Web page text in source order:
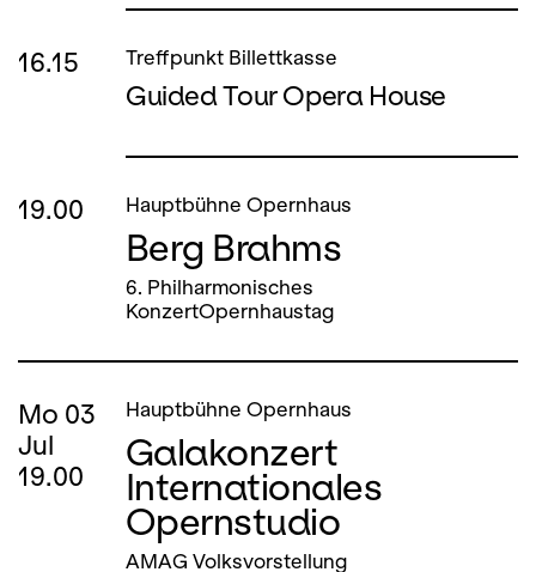
16.15 Treffpunkt Billettkasse
Guided Tour Opera House
19.00 Hauptbühne Opernhaus
Berg Brahms
6. Philharmonisches
KonzertOpernhaustag
Mo 03
Jul
19.00
Hauptbühne Opernhaus
Galakonzert
Internationales
Opernstudio
AMAG Volksvorstellung